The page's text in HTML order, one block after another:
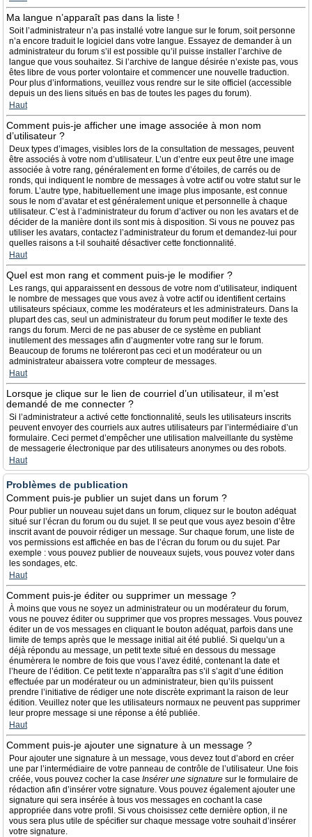
Ma langue n’apparaît pas dans la liste !
Soit l’administrateur n’a pas installé votre langue sur le forum, soit personne
n’a encore traduit le logiciel dans votre langue. Essayez de demander à un
administrateur du forum s’il est possible qu’il puisse installer l’archive de
langue que vous souhaitez. Si l’archive de langue désirée n’existe pas, vous
êtes libre de vous porter volontaire et commencer une nouvelle traduction.
Pour plus d’informations, veuillez vous rendre sur le site officiel (accessible
depuis un des liens situés en bas de toutes les pages du forum).
Haut
Comment puis-je afficher une image associée à mon nom
d’utilisateur ?
Deux types d’images, visibles lors de la consultation de messages, peuvent
être associés à votre nom d’utilisateur. L’un d’entre eux peut être une image
associée à votre rang, généralement en forme d’étoiles, de carrés ou de
ronds, qui indiquent le nombre de messages à votre actif ou votre statut sur le
forum. L’autre type, habituellement une image plus imposante, est connue
sous le nom d’avatar et est généralement unique et personnelle à chaque
utilisateur. C’est à l’administrateur du forum d’activer ou non les avatars et de
décider de la manière dont ils sont mis à disposition. Si vous ne pouvez pas
utiliser les avatars, contactez l’administrateur du forum et demandez-lui pour
quelles raisons a t-il souhaité désactiver cette fonctionnalité.
Haut
Quel est mon rang et comment puis-je le modifier ?
Les rangs, qui apparaissent en dessous de votre nom d’utilisateur, indiquent
le nombre de messages que vous avez à votre actif ou identifient certains
utilisateurs spéciaux, comme les modérateurs et les administrateurs. Dans la
plupart des cas, seul un administrateur du forum peut modifier le texte des
rangs du forum. Merci de ne pas abuser de ce système en publiant
inutilement des messages afin d’augmenter votre rang sur le forum.
Beaucoup de forums ne toléreront pas ceci et un modérateur ou un
administrateur abaissera votre compteur de messages.
Haut
Lorsque je clique sur le lien de courriel d’un utilisateur, il m’est
demandé de me connecter ?
Si l’administrateur a activé cette fonctionnalité, seuls les utilisateurs inscrits
peuvent envoyer des courriels aux autres utilisateurs par l’intermédiaire d’un
formulaire. Ceci permet d’empêcher une utilisation malveillante du système
de messagerie électronique par des utilisateurs anonymes ou des robots.
Haut
Problèmes de publication
Comment puis-je publier un sujet dans un forum ?
Pour publier un nouveau sujet dans un forum, cliquez sur le bouton adéquat
situé sur l’écran du forum ou du sujet. Il se peut que vous ayez besoin d’être
inscrit avant de pouvoir rédiger un message. Sur chaque forum, une liste de
vos permissions est affichée en bas de l’écran du forum ou du sujet. Par
exemple : vous pouvez publier de nouveaux sujets, vous pouvez voter dans
les sondages, etc.
Haut
Comment puis-je éditer ou supprimer un message ?
À moins que vous ne soyez un administrateur ou un modérateur du forum,
vous ne pouvez éditer ou supprimer que vos propres messages. Vous pouvez
éditer un de vos messages en cliquant le bouton adéquat, parfois dans une
limite de temps après que le message initial ait été publié. Si quelqu’un a
déjà répondu au message, un petit texte situé en dessous du message
énumèrera le nombre de fois que vous l’avez édité, contenant la date et
l’heure de l’édition. Ce petit texte n’apparaîtra pas s’il s’agit d’une édition
effectuée par un modérateur ou un administrateur, bien qu’ils puissent
prendre l’initiative de rédiger une note discrète exprimant la raison de leur
édition. Veuillez noter que les utilisateurs normaux ne peuvent pas supprimer
leur propre message si une réponse a été publiée.
Haut
Comment puis-je ajouter une signature à un message ?
Pour ajouter une signature à un message, vous devez tout d’abord en créer
une par l’intermédiaire de votre panneau de contrôle de l’utilisateur. Une fois
créée, vous pouvez cocher la case Insérer une signature sur le formulaire de
rédaction afin d’insérer votre signature. Vous pouvez également ajouter une
signature qui sera insérée à tous vos messages en cochant la case
appropriée dans votre profil. Si vous choisissez cette dernière option, il ne
vous sera plus utile de spécifier sur chaque message votre souhait d’insérer
votre signature.